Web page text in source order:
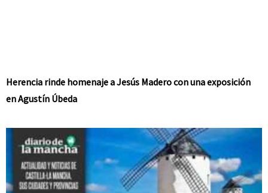
Herencia rinde homenaje a Jesús Madero con una exposición
en Agustín Úbeda